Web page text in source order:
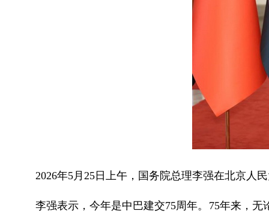
2026年5月25日上午，国务院总理李强在北京人
李强表示，今年是中巴建交75周年。75年来，